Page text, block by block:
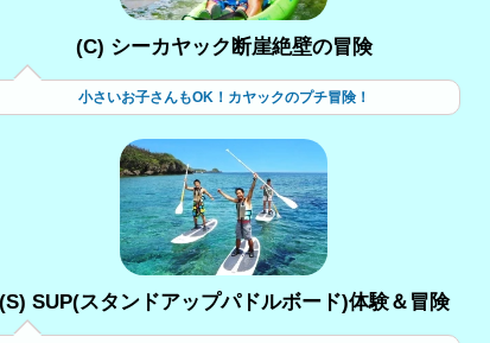
(C) シーカヤック断崖絶壁の冒険
小さいお子さんもOK！カヤックのプチ冒険！
(S) SUP(スタンドアップパドルボード)体験＆冒険